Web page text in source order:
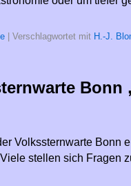
Verschlagwortet mit H.-J.
Bonn
Volkssternwarte Bonn
Viele stellen sich Fragen